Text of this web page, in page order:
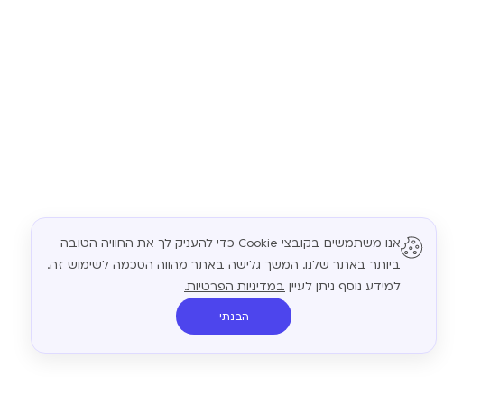
אנו משתמשים בקובצי Cookie כדי להעניק לך את החוויה הטובה
ביותר באתר שלנו. המשך גלישה באתר מהווה הסכמה לשימוש זה.
למידע נוסף ניתן לעיין במדיניות הפרטיות.
הבנתי